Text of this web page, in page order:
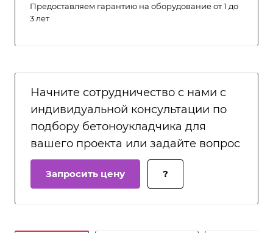
Предоставляем гарантию на оборудование от 1 до
3 лет
Начните сотрудничество с нами с
индивидуальной консультации по
подбору бетоноукладчика для
вашего проекта или задайте вопрос
Запросить цену ?